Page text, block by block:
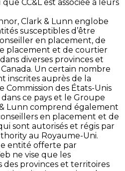
CC&L est associée à leurs
Clark & Lunn englobe
susceptibles d’être
en placement, de
placement et de courtier
diverses provinces et
Un certain nombre
inscrites auprès de la
Commission des États-Unis
ce pays et le Groupe
Lunn comprend également
en placement et de
sont autorisés et régis par
au Royaume-Uni.
entité offerte par
ne vise que les
des provinces et territoires